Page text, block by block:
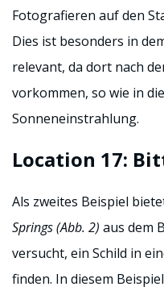
Fotografieren auf den
Dies ist besonders in
relevant, da dort nach
vorkommen, so wie in
Sonneneinstrahlung.
Location 17:
Als zweites Beispiel
Springs (Abb. 2) aus dem
versucht, ein Schild in
finden. In diesem